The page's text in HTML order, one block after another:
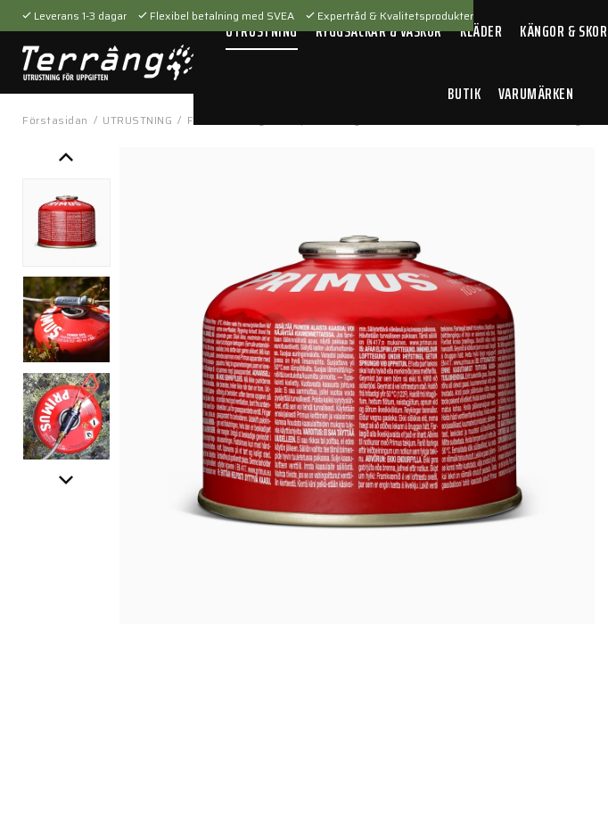
Leverans 1-3 dagar Flexibel betalning med SVEA Expertråd & Kvalitetsprodukter
UTRUSTNING RYGGSÄCKAR & VÄSKOR KLÄDER KÄNGOR & SKOR
BUTIK VARUMÄRKEN
Förstasidan / UTRUSTNING / Fältutrustning